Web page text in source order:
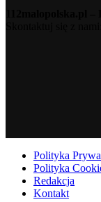
Polityka
Polityka
Redakcja
Kontakt